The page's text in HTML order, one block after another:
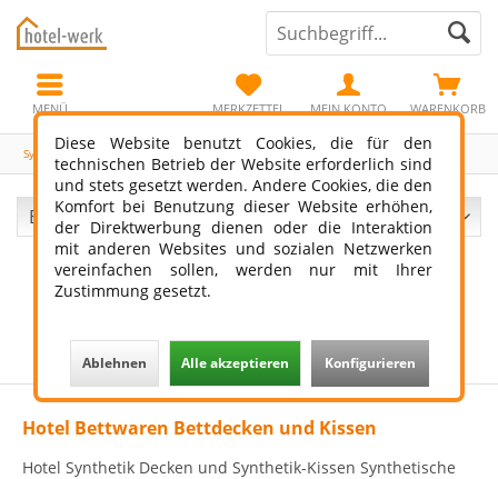
WARENKORB
MERKZETTEL MEIN KONTO
MENÜ
Synthetik
Hotel Bettwaren Bettdecken und Kissen
Hotel Synthetik Decken und Synthetik-Kissen Synthetische
Diese Website benutzt Cookies, die für den
technischen Betrieb der Website erforderlich sind
und stets gesetzt werden. Andere Cookies, die den
Komfort bei Benutzung dieser Website erhöhen,
der Direktwerbung dienen oder die Interaktion
mit anderen Websites und sozialen Netzwerken
vereinfachen sollen, werden nur mit Ihrer
Zustimmung gesetzt.
Ablehnen Alle akzeptieren Konfigurieren